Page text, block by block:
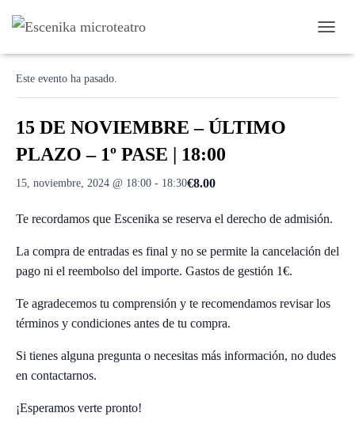
A
I
E
A
A
Ó
Este evento ha pasado.
15 DE NOVIEMBRE – ÚLTIMO
PLAZO – 1º PASE | 18:00
15, noviembre, 2024 @ 18:00 - 18:30€8.00
Te recordamos que Escenika se reserva el derecho de admisión.
La compra de entradas es final y no se permite la cancelación del
pago ni el reembolso del importe. Gastos de gestión 1€.
Te agradecemos tu comprensión y te recomendamos revisar los
términos y condiciones antes de tu compra.
Si tienes alguna pregunta o necesitas más información, no dudes
en contactarnos.
¡Esperamos verte pronto!